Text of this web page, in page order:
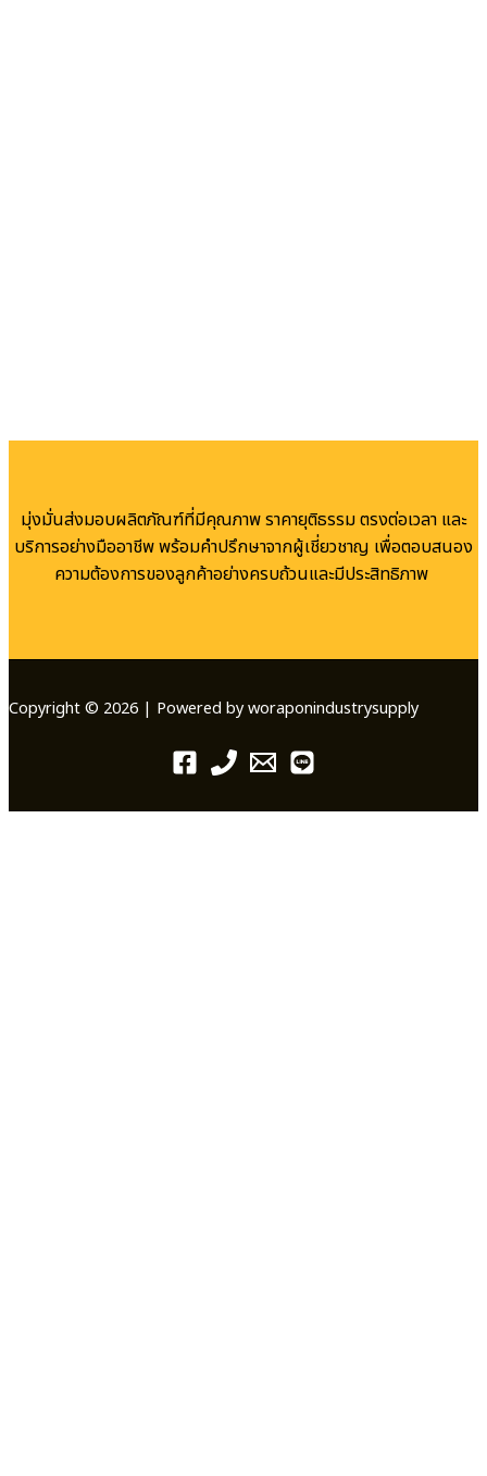
มุ่งมั่นส่งมอบผลิตภัณฑ์ที่มีคุณภาพ ราคายุติธรรม ตรงต่อเวลา และ
บริการอย่างมืออาชีพ พร้อมคำปรึกษาจากผู้เชี่ยวชาญ เพื่อตอบสนอง
ความต้องการของลูกค้าอย่างครบถ้วนและมีประสิทธิภาพ
Copyright © 2026 | Powered by woraponindustrysupply